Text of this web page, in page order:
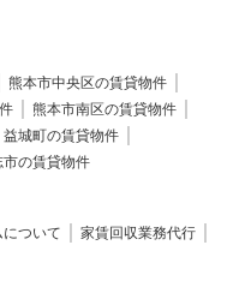
熊本市中央区の賃貸物件
熊本市南区の賃貸物件
益城町の賃貸物件
市の賃貸物件
ついて
家賃回収業務代行